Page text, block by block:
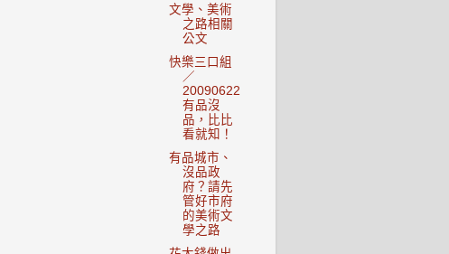
文學、美術
之路相關
公文
快樂三口組
／
20090622
有品沒
品，比比
看就知！
有品城市、
沒品政
府？請先
管好市府
的美術文
學之路